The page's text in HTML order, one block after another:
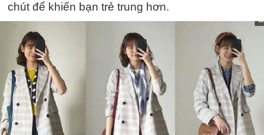
chút để khiến bạn trẻ trung hơn.